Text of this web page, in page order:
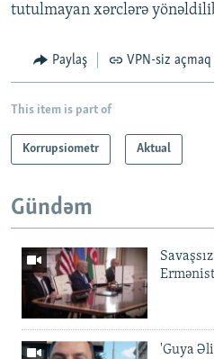
tutulmayan xərclərə
Paylaş VPN-siz açmaq
This item is part of
Korrupsiometr Aktual
Gündəm
'Guya